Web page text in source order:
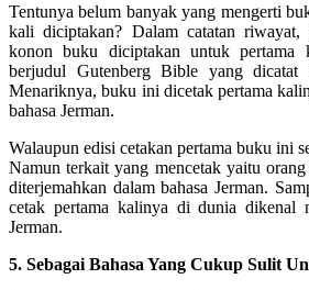
Tentunya belum banyak yang mengerti
kali diciptakan? Dalam catatan riwayat,
konon buku diciptakan untuk
berjudul Gutenberg Bible yang dicatat
Menariknya, buku ini dicetak pertama
bahasa Jerman.
Walaupun edisi cetakan pertama buku ini
Namun terkait yang mencetak yaitu
diterjemahkan dalam bahasa Jerman.
cetak pertama kalinya di dunia dikenal
Jerman.
5. Sebagai Bahasa Yang Cukup Sulit